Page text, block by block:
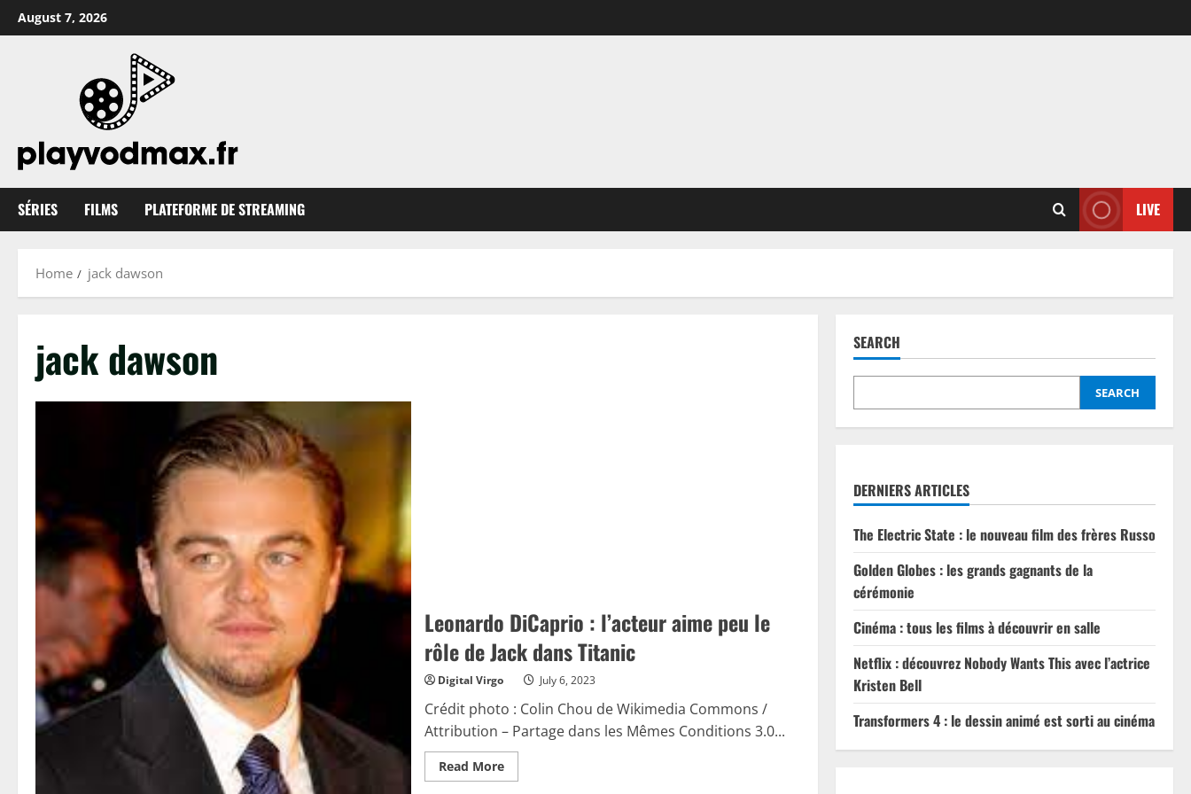
Skip
to
August 7, 2026
SÉRIES FILMS PLATEFORME DE STREAMING LIVE
Home jack dawson
jack dawson
Leonardo DiCaprio : l’acteur aime peu le
rôle de Jack dans Titanic
Digital Virgo July 6, 2023
Crédit photo : Colin Chou de Wikimedia Commons /
Attribution – Partage dans les Mêmes Conditions 3.0...
Read MoreRead
more
SEARCH
SEARCH
DERNIERS ARTICLES
The Electric State : le nouveau film des frères Russo
Golden Globes : les grands gagnants de la
cérémonie
Cinéma : tous les films à découvrir en salle
Netflix : découvrez Nobody Wants This avec l’actrice
Kristen Bell
Transformers 4 : le dessin animé est sorti au cinéma